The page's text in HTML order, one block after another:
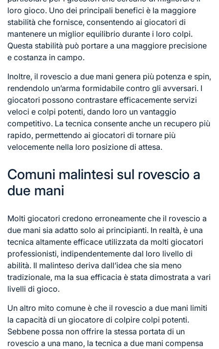
loro gioco. Uno dei principali benefici è la maggiore
stabilità che fornisce, consentendo ai giocatori di
mantenere un miglior equilibrio durante i loro colpi.
Questa stabilità può portare a una maggiore precisione
e costanza in campo.
Inoltre, il rovescio a due mani genera più potenza e spin,
rendendolo un’arma formidabile contro gli avversari. I
giocatori possono contrastare efficacemente servizi
veloci e colpi potenti, dando loro un vantaggio
competitivo. La tecnica consente anche un recupero più
rapido, permettendo ai giocatori di tornare più
velocemente nella loro posizione di attesa.
Comuni malintesi sul rovescio a
due mani
Molti giocatori credono erroneamente che il rovescio a
due mani sia adatto solo ai principianti. In realtà, è una
tecnica altamente efficace utilizzata da molti giocatori
professionisti, indipendentemente dal loro livello di
abilità. Il malinteso deriva dall’idea che sia meno
tradizionale, ma la sua efficacia è stata dimostrata a vari
livelli di gioco.
Un altro mito comune è che il rovescio a due mani limiti
la capacità di un giocatore di colpire colpi potenti.
Sebbene possa non offrire la stessa portata di un
rovescio a una mano, la tecnica a due mani compensa